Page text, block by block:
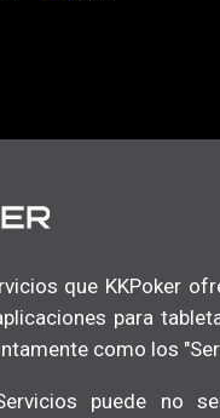
que KKPoker
para
como los
puede no